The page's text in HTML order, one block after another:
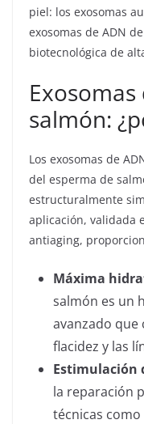
piel: los exosomas
exosomas de ADN
biotecnológica de
Exosomas
salmón:
Los exosomas de
del esperma de
estructuralmente
aplicación, validada
antiaging,
Máxima
salmón es un
avanzado que
flacidez y las
Estimulación
la reparación
técnicas